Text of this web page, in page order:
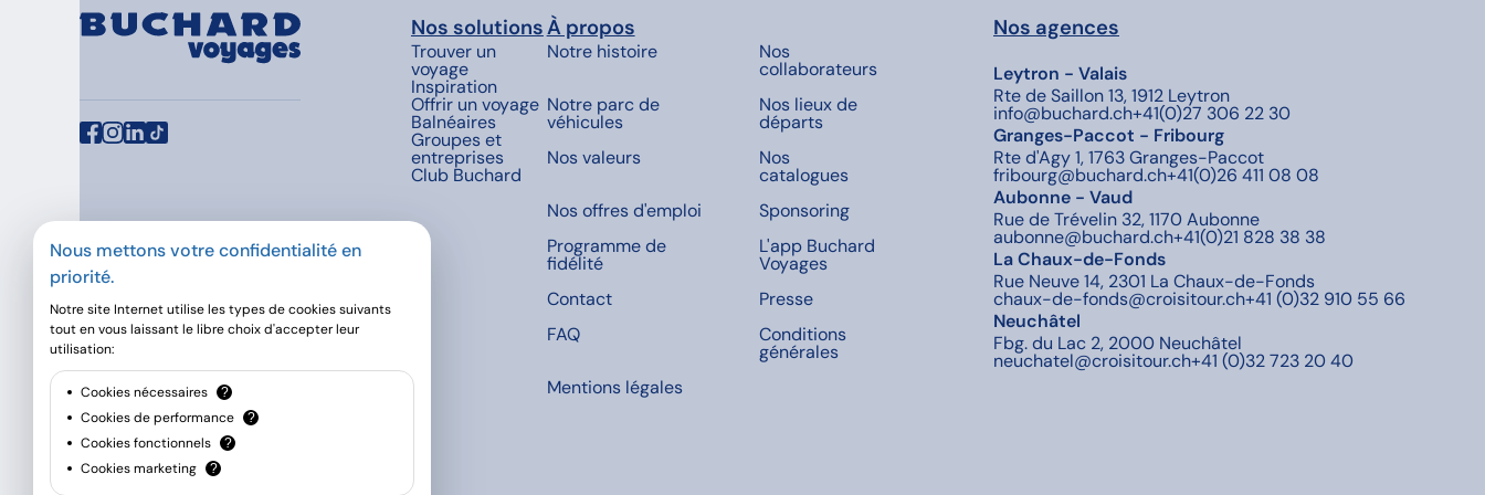
Nos solutions
Trouver un
voyage
Inspiration
Offrir un voyage
Balnéaires
Groupes et
entreprises
Club Buchard
À propos
Notre histoire Nos
collaborateurs
Notre parc de
véhicules
Nos lieux de
départs
Nos valeurs
Nos
catalogues
Nos offres d'emploi
Sponsoring
Programme de
fidélité
L'app Buchard
Voyages
Contact
Presse
FAQ
Conditions
générales
Mentions légales
Nos agences
Leytron - Valais
Rte de Saillon 13, 1912 Leytron
info@buchard.ch+41(0)27 306 22 30
Granges-Paccot - Fribourg
Rte d'Agy 1, 1763 Granges-Paccot
fribourg@buchard.ch+41(0)26 411 08 08
Aubonne - Vaud
Rue de Trévelin 32, 1170 Aubonne
aubonne@buchard.ch+41(0)21 828 38 38
La Chaux-de-Fonds
Rue Neuve 14, 2301 La Chaux-de-Fonds
chaux-de-fonds@croisitour.ch+41 (0)32 910 55 66
Neuchâtel
Fbg. du Lac 2, 2000 Neuchâtel
neuchatel@croisitour.ch+41 (0)32 723 20 40
Nous mettons votre confidentialité en
priorité.
Notre site Internet utilise les types de cookies suivants
tout en vous laissant le libre choix d'accepter leur
utilisation:
Cookies nécessaires ?
Cookies de performance ?
Cookies fonctionnels ?
Cookies marketing ?